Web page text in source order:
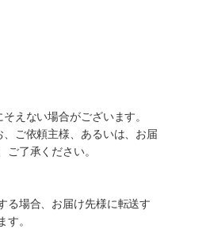
えない場合がございます。
ご依頼主様、あるいは、お届
了承ください。
る場合、お届け先様に転送す
。